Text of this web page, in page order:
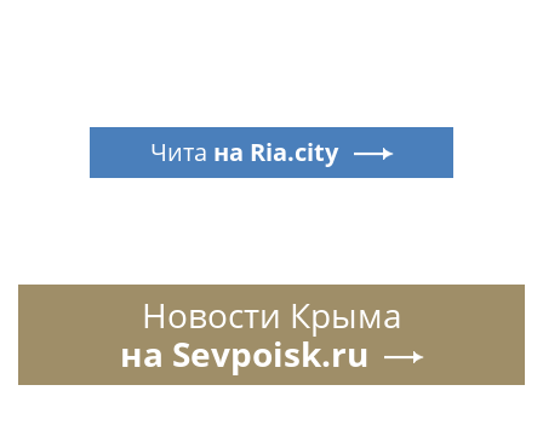
Чита на Ria.city
Новости Крыма
на Sevpoisk.ru